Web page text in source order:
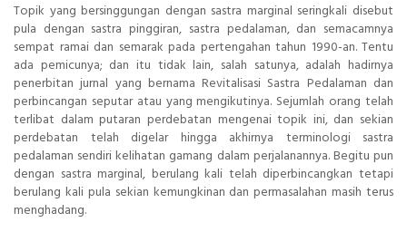
Topik yang bersinggungan dengan sastra marginal seringkali disebut
pula dengan sastra pinggiran, sastra pedalaman, dan semacamnya
sempat ramai dan semarak pada pertengahan tahun 1990-an. Tentu
ada pemicunya; dan itu tidak lain, salah satunya, adalah hadirnya
penerbitan jurnal yang bernama Revitalisasi Sastra Pedalaman dan
perbincangan seputar atau yang mengikutinya. Sejumlah orang telah
terlibat dalam putaran perdebatan mengenai topik ini, dan sekian
perdebatan telah digelar hingga akhirnya terminologi sastra
pedalaman sendiri kelihatan gamang dalam perjalanannya. Begitu pun
dengan sastra marginal, berulang kali telah diperbincangkan tetapi
berulang kali pula sekian kemungkinan dan permasalahan masih terus
menghadang.